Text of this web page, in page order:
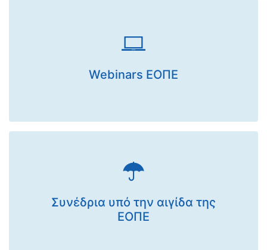
Webinars ΕΟΠΕ
Συνέδρια υπό την αιγίδα της
ΕΟΠΕ